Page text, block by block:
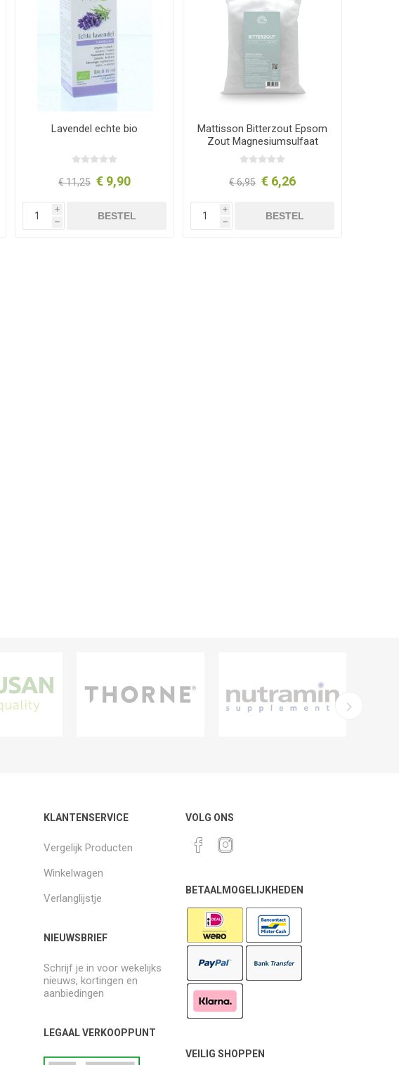
Lavendel echte bio
€ 11,25 € 9,90
i
h
BESTEL
Mattisson Bitterzout Epsom
Zout Magnesiumsulfaat
1000 gram
€ 6,95 € 6,26
i
h
BESTEL
KLANTENSERVICE
Vergelijk Producten
Winkelwagen
Verlanglijstje
NIEUWSBRIEF
Schrijf je in voor wekelijks
nieuws, kortingen en
aanbiedingen
LEGAAL VERKOOPPUNT
VOLG ONS
BETAALMOGELIJKHEDEN
VEILIG SHOPPEN